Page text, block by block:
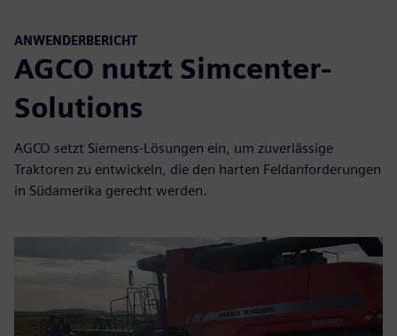
ANWENDERBERICHT
AGCO nutzt Simcenter-
Solutions
AGCO setzt Siemens-Lösungen ein, um zuverlässige
Traktoren zu entwickeln, die den harten Feldanforderungen
in Südamerika gerecht werden.